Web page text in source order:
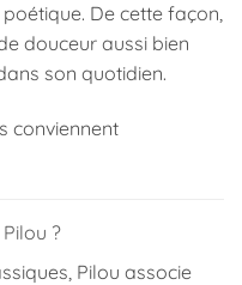
De cette façon,
douceur aussi bien
son quotidien.
conviennent
?
Pilou associe